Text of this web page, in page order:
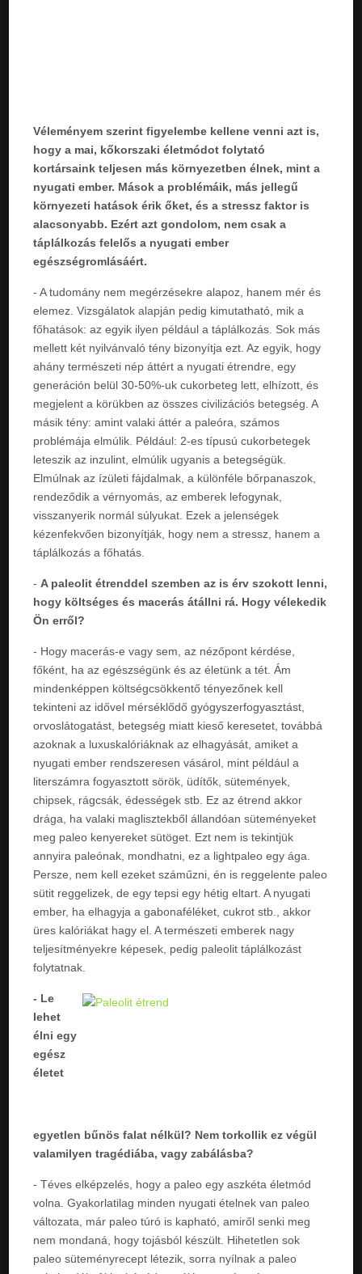
Véleményem szerint figyelembe kellene venni azt is,
hogy a mai, kőkorszaki életmódot folytató
kortársaink teljesen más környezetben élnek, mint a
nyugati ember. Mások a problémáik, más jellegű
környezeti hatások érik őket, és a stressz faktor is
alacsonyabb. Ezért azt gondolom, nem csak a
táplálkozás felelős a nyugati ember
egészségromlásáért.
- A tudomány nem megérzésekre alapoz, hanem mér és
elemez. Vizsgálatok alapján pedig kimutatható, mik a
főhatások: az egyik ilyen például a táplálkozás. Sok más
mellett két nyilvánvaló tény bizonyítja ezt. Az egyik, hogy
ahány természeti nép áttért a nyugati étrendre, egy
generáción belül 30-50%-uk cukorbeteg lett, elhízott, és
megjelent a körükben az összes civilizációs betegség. A
másik tény: amint valaki áttér a paleóra, számos
problémája elmúlik. Például: 2-es típusú cukorbetegek
leteszik az inzulint, elmúlik ugyanis a betegségük.
Elmúlnak az ízületi fájdalmak, a különféle bőrpanaszok,
rendeződik a vérnyomás, az emberek lefogynak,
visszanyerik normál súlyukat. Ezek a jelenségek
kézenfekvően bizonyítják, hogy nem a stressz, hanem a
táplálkozás a főhatás.
- A paleolit étrenddel szemben az is érv szokott lenni,
hogy költséges és macerás átállni rá. Hogy vélekedik
Ön erről?
- Hogy macerás-e vagy sem, az nézőpont kérdése,
főként, ha az egészségünk és az életünk a tét. Ám
mindenképpen költségcsökkentő tényezőnek kell
tekinteni az idővel mérséklődő gyógyszerfogyasztást,
orvoslátogatást, betegség miatt kieső keresetet, továbbá
azoknak a luxuskalóriáknak az elhagyását, amiket a
nyugati ember rendszeresen vásárol, mint például a
literszámra fogyasztott sörök, üdítők, sütemények,
chipsek, rágcsák, édességek stb. Ez az étrend akkor
drága, ha valaki maglisztekből állandóan süteményeket
meg paleo kenyereket sütöget. Ezt nem is tekintjük
annyira paleónak, mondhatni, ez a lightpaleo egy ága.
Persze, nem kell ezeket száműzni, én is reggelente paleo
sütit reggelizek, de egy tepsi egy hétig eltart. A nyugati
ember, ha elhagyja a gabonaféléket, cukrot stb., akkor
üres kalóriákat hagy el. A természeti emberek nagy
teljesítményekre képesek, pedig paleolit táplálkozást
folytatnak.
- Le
lehet
élni egy
egész
életet
egyetlen bűnös falat nélkül? Nem torkollik ez végül
valamilyen tragédiába, vagy zabálásba?
- Téves elképzelés, hogy a paleo egy aszkéta életmód
volna. Gyakorlatilag minden nyugati ételnek van paleo
változata, már paleo túró is kapható, amiről senki meg
nem mondaná, hogy tojásból készült. Hihetetlen sok
paleo süteményrecept létezik, sorra nyílnak a paleo